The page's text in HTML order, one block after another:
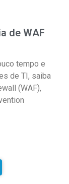
de WAF
tempo e
de TI, saiba
(WAF),